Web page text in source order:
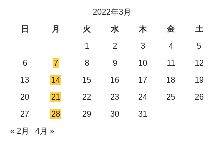
2022年3月
日
月 火 水 木 金
土
1
2 3 4
5
6
7 8 9 10 11
12
13
14 15 16 17 18
19
20
21 22 23 24 25
26
27
28 29 30
31
« 2月
4月 »